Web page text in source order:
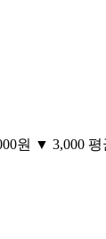
원 ▼ 3,000